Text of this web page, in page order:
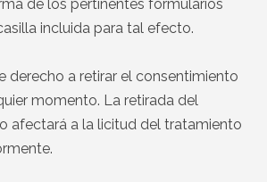
de los pertinentes formularios
incluida para tal efecto.
derecho a retirar el consentimiento
momento. La retirada del
afectará a la licitud del tratamiento